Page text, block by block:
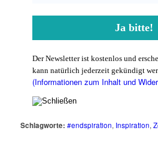
Der Newsletter ist kostenlos und
kann natürlich jederzeit gekündigt
(Informationen zum Inhalt und
Schlagworte: #endspiration, Inspiration,